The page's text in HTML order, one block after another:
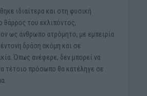
ιδιαίτερα και στη φυσική
θάρρος του εκλιπόντος,
ως άνθρωπο ατρόμητο, με εμπειρία
δράση ακόμη και σε
Όπως ανέφερε, δεν μπορεί να
τέτοιο πρόσωπο θα κατέληγε σε